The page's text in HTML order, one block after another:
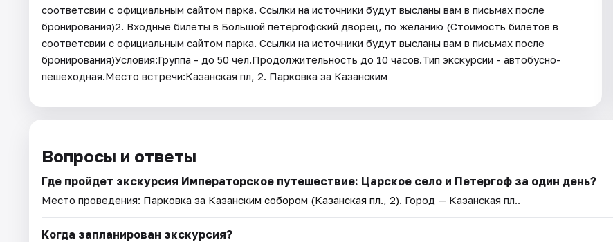
соответсвии с официальным сайтом парка. Ссылки на источники будут высланы вам в письмах после
бронирования)2. Входные билеты в Большой петергофский дворец, по желанию (Стоимость билетов в
соответсвии с официальным сайтом парка. Ссылки на источники будут высланы вам в письмах после
бронирования)Условия:Группа - до 50 чел.Продолжительность до 10 часов.Тип экскурсии - автобусно-
пешеходная.Место встречи:Казанская пл, 2. Парковка за Казанским
Вопросы и ответы
Где пройдет экскурсия Императорское путешествие: Царское село и Петергоф за один день?
Место проведения: Парковка за Казанским собором (Казанская пл., 2). Город — Казанская пл..
Когда запланирован экскурсия?